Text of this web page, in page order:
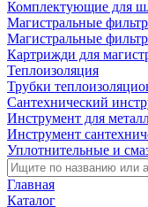
Комплектующие для
Магистральные
Магистральные
Картрижди для
Теплоизоляция
Трубки
Сантехнический
Инструмент для
Инструмент
Уплотнительные и
Главная
Каталог